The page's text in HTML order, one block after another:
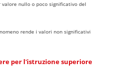
nullo o poco significativo del
rende i valori non significativi
per l'istruzione superiore